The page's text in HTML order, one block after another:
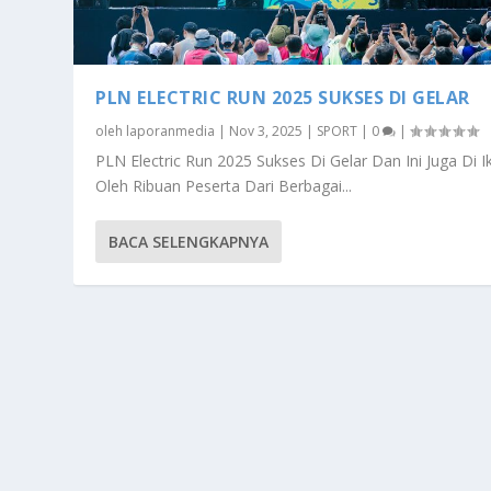
PLN ELECTRIC RUN 2025 SUKSES DI GELAR
oleh laporanmedia | Nov 3, 2025 | SPORT | 0 |
PLN Electric Run 2025 Sukses Di Gelar Dan Ini Juga Di
Oleh Ribuan Peserta Dari Berbagai...
BACA SELENGKAPNYA